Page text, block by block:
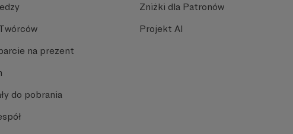
na prezent
do pobrania
Zniżki dla Patronów
Projekt AI